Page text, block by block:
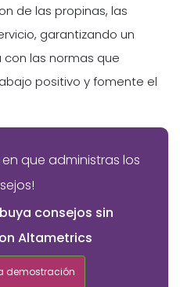
de las propinas, las
garantizando un
las normas que
positivo y fomente el
que administras los
consejos sin
Altametrics
demostración